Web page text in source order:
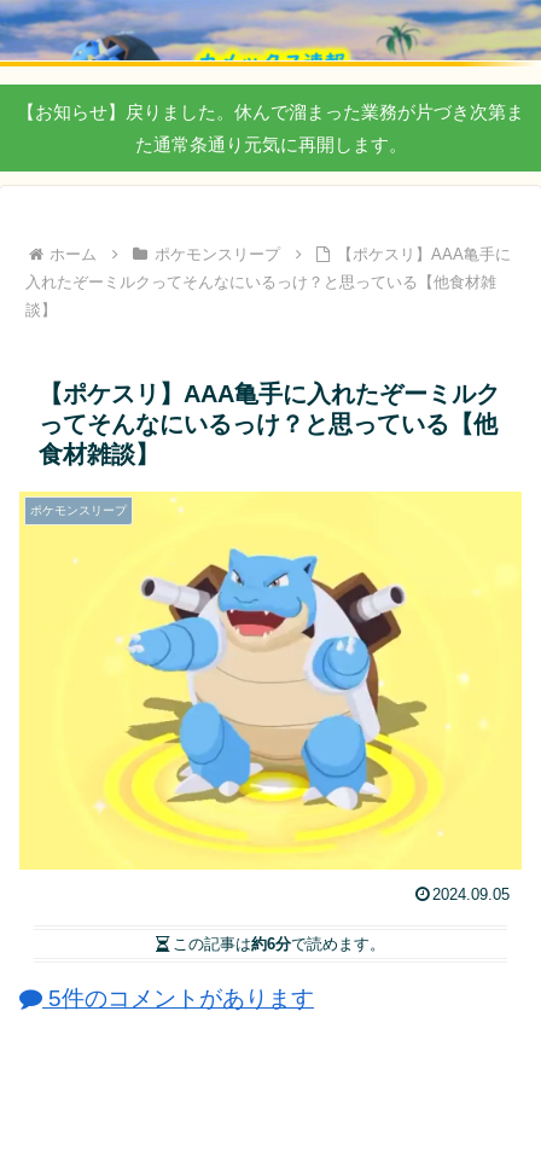
【お知らせ】戻りました。休んで溜まった業務が片づき次第ま
た通常条通り元気に再開します。
ホーム ポケモンスリープ
【ポケスリ】AAA亀手に
入れたぞーミルクってそんなにいるっけ？と思っている【他食材雑
談】
【ポケスリ】AAA亀手に入れたぞーミルク
ってそんなにいるっけ？と思っている【他
食材雑談】
ポケモンスリープ
2024.09.05
この記事は約6分で読めます。
5件のコメントがあります